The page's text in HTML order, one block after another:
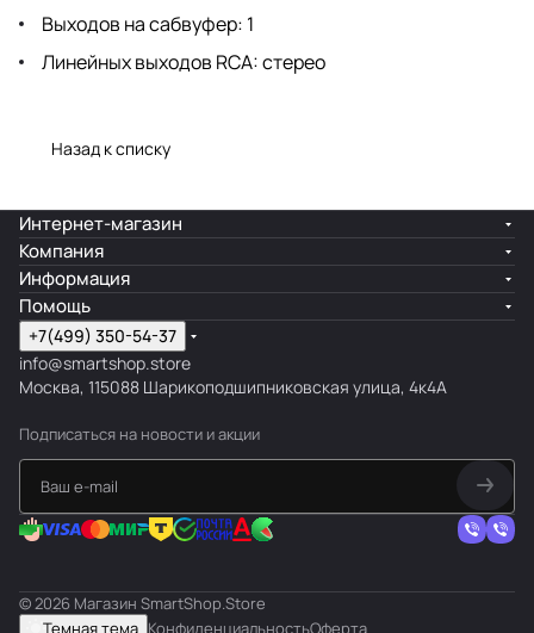
Выходов на сабвуфер: 1
Линейных выходов RCA: стерео
Назад к списку
Интернет-магазин
Компания
Информация
Помощь
+7(499) 350-54-37
info@smartshop.store
Москва, 115088 Шарикоподшипниковская улица, 4к4А
Подписаться на новости и акции
© 2026 Магазин SmartShop.Store
Темная тема КонфиденциальностьОферта